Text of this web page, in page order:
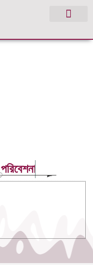
পরিবেশনা